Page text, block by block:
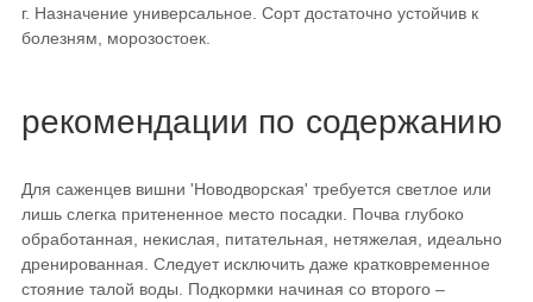
г. Назначение универсальное. Сорт достаточно устойчив к
болезням, морозостоек.
рекомендации по содержанию
Для саженцев вишни 'Новодворская' требуется светлое или
лишь слегка притененное место посадки. Почва глубоко
обработанная, некислая, питательная, нетяжелая, идеально
дренированная. Следует исключить даже кратковременное
стояние талой воды. Подкормки начиная со второго –